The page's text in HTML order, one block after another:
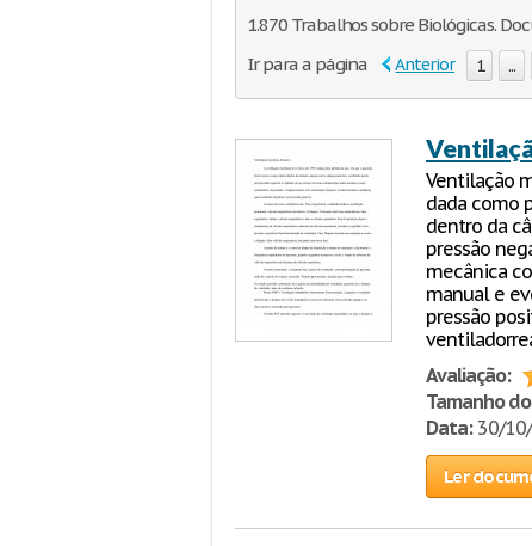
1.870 Trabalhos sobre Biológicas.
Ir para a página
Anterior 1 ...
Ventilação
dada como
dentro da
pressão
mecânica
manual e
pressão
Avaliação:
Tamanho
Data:30/
Ler